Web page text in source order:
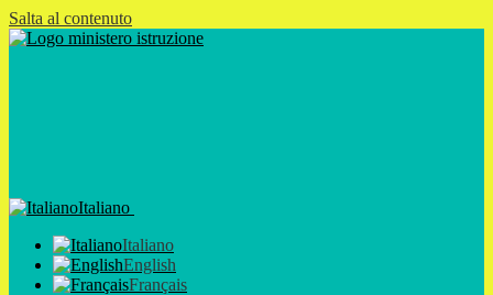
Salta al contenuto
Italiano
Italiano
English
Français